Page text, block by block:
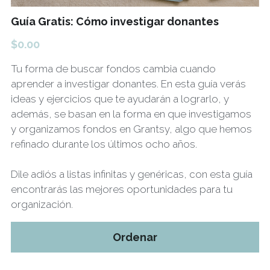
Guía Gratis: Cómo investigar donantes
$0.00
Tu forma de buscar fondos cambia cuando
aprender a investigar donantes. En esta guía verás
ideas y ejercicios que te ayudarán a lograrlo, y
además, se basan en la forma en que investigamos
y organizamos fondos en Grantsy, algo que hemos
refinado durante los últimos ocho años.
Dile adiós a listas infinitas y genéricas, con esta guía
encontrarás las mejores oportunidades para tu
organización.
Ordenar